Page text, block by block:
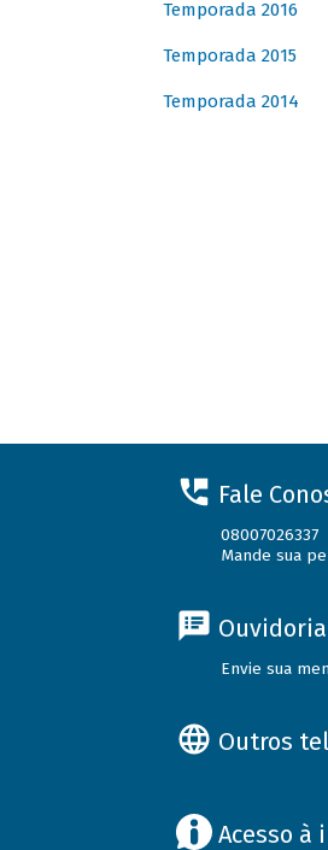
Temporada 2016
Temporada 2015
Temporada 2014
Fale
08007026337
Mande sua
Ouvidoria
Envie sua
Outros
Acesso à